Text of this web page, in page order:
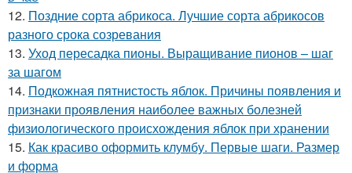
12. Поздние сорта абрикоса. Лучшие сорта абрикосов
разного срока созревания
13. Уход пересадка пионы. Выращивание пионов – шаг
за шагом
14. Подкожная пятнистость яблок. Причины появления и
признаки проявления наиболее важных болезней
физиологического происхождения яблок при хранении
15. Как красиво оформить клумбу. Первые шаги. Размер
и форма